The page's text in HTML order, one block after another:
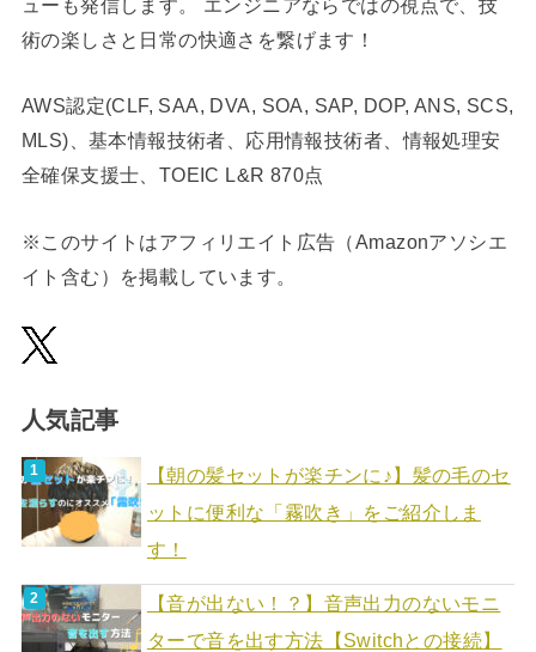
ューも発信します。 エンジニアならではの視点で、技
術の楽しさと日常の快適さを繋げます！
AWS認定(CLF, SAA, DVA, SOA, SAP, DOP, ANS, SCS,
MLS)、基本情報技術者、応用情報技術者、情報処理安
全確保支援士、TOEIC L&R 870点
※このサイトはアフィリエイト広告（Amazonアソシエ
イト含む）を掲載しています。
人気記事
【朝の髪セットが楽チンに♪】髪の毛のセ
ットに便利な「霧吹き」をご紹介しま
す！
【音が出ない！？】音声出力のないモニ
ターで音を出す方法【Switchとの接続】